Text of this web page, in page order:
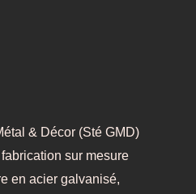
& Décor (Sté GMD)
sur mesure
en acier galvanisé,